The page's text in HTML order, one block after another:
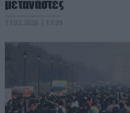
μετανάστες
17.02.2026 | 17:39